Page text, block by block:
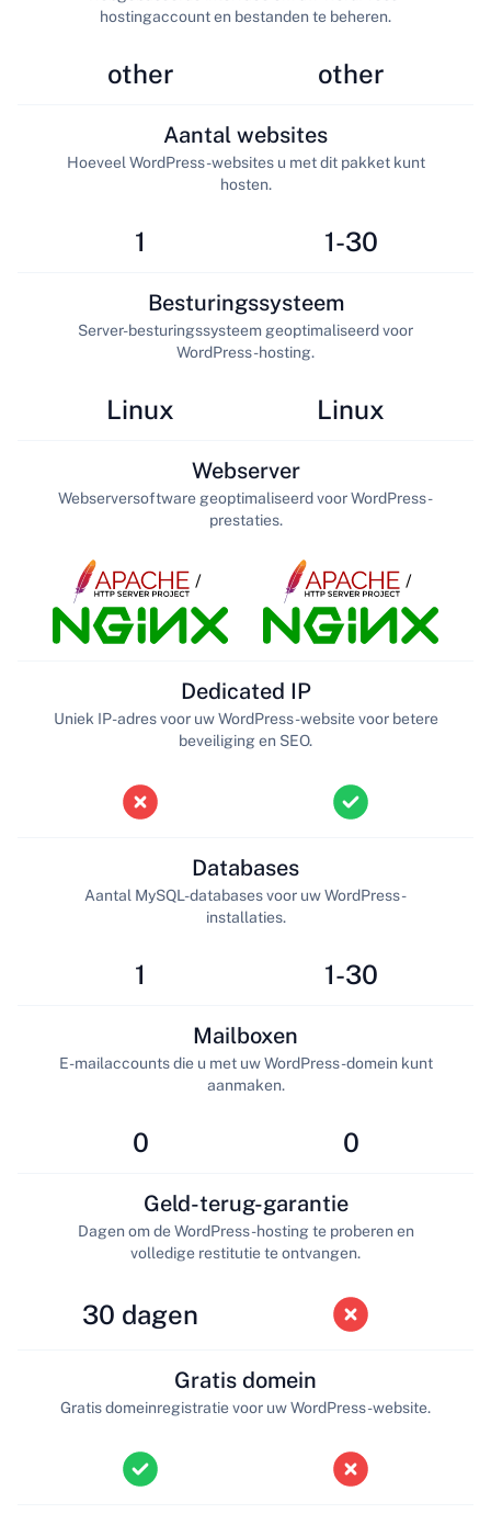
other
hostingaccount en bestanden te beheren.
other
1
Aantal websites
Hoeveel WordPress-websites u met dit pakket kunt
hosten.
1-30
Linux
Besturingssysteem
Server-besturingssysteem geoptimaliseerd voor
WordPress-hosting.
Linux
/
Webserver
Webserversoftware geoptimaliseerd voor WordPress-
prestaties.
/
Dedicated IP
Uniek IP-adres voor uw WordPress-website voor betere
beveiliging en SEO.
1
Databases
Aantal MySQL-databases voor uw WordPress-
installaties.
1-30
0
Mailboxen
E-mailaccounts die u met uw WordPress-domein kunt
aanmaken.
0
30 dagen
Geld-terug-garantie
Dagen om de WordPress-hosting te proberen en
volledige restitutie te ontvangen.
Gratis domein
Gratis domeinregistratie voor uw WordPress-website.